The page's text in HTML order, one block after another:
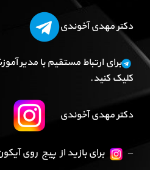
دکتر مهدی آخوندی
برای ارتباط مستقیم با مدیر
کلیک کنید.
دکتر مهدی آخوندی
– برای بازید از پیج روی